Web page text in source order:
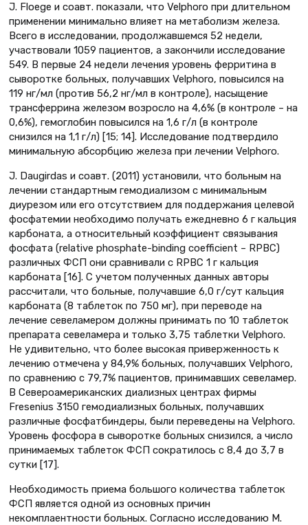
J. Floege и соавт. показали, что Velphoro при длительном
применении минимально влияет на метаболизм железа.
Всего в исследовании, продолжавшемся 52 недели,
участвовали 1059 пациентов, а закончили исследование
549. В первые 24 недели лечения уровень ферритина в
сыворотке больных, получавших Velphoro, повысился на
119 нг/мл (против 56,2 нг/мл в контроле), насыщение
трансферрина железом возросло на 4,6% (в контроле – на
0,6%), гемоглобин повысился на 1,6 г/л (в контроле
снизился на 1,1 г/л) [15; 14]. Исследование подтвердило
минимальную абсорбцию железа при лечении Velphoro.
J. Daugirdas и соавт. (2011) установили, что больным на
лечении стандартным гемодиализом с минимальным
диурезом или его отсутствием для поддержания целевой
фосфатемии необходимо получать ежедневно 6 г кальция
карбоната, а относительный коэффициент связывания
фосфата (relative phosphate-binding coefficient – RPBC)
различных ФСП они сравнивали с RPBC 1 г кальция
карбоната [16]. С учетом полученных данных авторы
рассчитали, что больные, получавшие 6,0 г/сут кальция
карбоната (8 таблеток по 750 мг), при переводе на
лечение севеламером должны принимать по 10 таблеток
препарата севеламера и только 3,75 таблетки Velphoro.
Не удивительно, что более высокая приверженность к
лечению отмечена у 84,9% больных, получавших Velphoro,
по сравнению с 79,7% пациентов, принимавших севеламер.
В Североамериканских диализных центрах фирмы
Fresenius 3150 гемодиализных больных, получавших
различные фосфатбиндеры, были переведены на Velphoro.
Уровень фосфора в сыворотке больных снизился, а число
принимаемых таблеток ФСП сократилось с 8,4 до 3,7 в
сутки [17].
Необходимость приема большого количества таблеток
ФСП является одной из основных причин
некомплаентности больных. Согласно исследованию M.